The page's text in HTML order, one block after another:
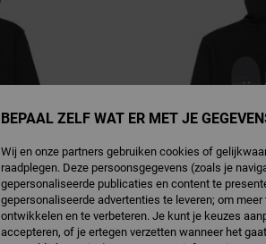
BEPAAL ZELF WAT ER MET JE
Wij en onze partners gebruiken cookies of
raadplegen. Deze persoonsgegevens (zoals je
gepersonaliseerde publicaties en content te
gepersonaliseerde advertenties te leveren; om
ontwikkelen en te verbeteren. Je kunt je keuzes
accepteren, of je ertegen verzetten wanneer het